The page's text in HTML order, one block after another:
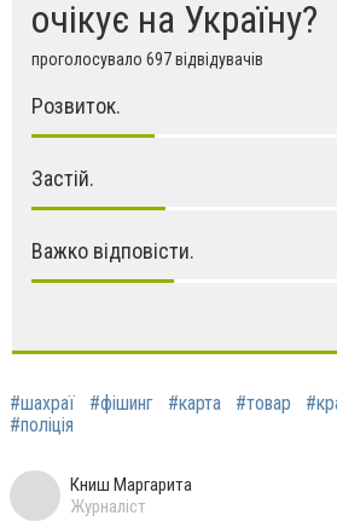
очікує на Україну?
проголосувало 697 відвідувачів
Розвиток.
Застій.
Важко відповісти.
#шахраї #фішинг #карта #товар
#поліція
Книш Маргарита
Журналіст